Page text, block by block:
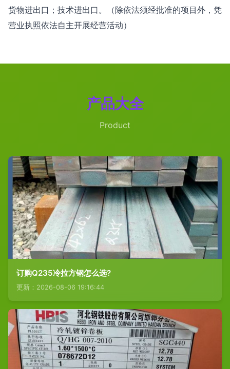
货物进出口；技术进出口。（除依法须经批准的项目外，凭
营业执照依法自主开展经营活动）
产品大全
Product
订购Q235冷拉方钢怎么选?
更新：2026-08-06 19:16:44